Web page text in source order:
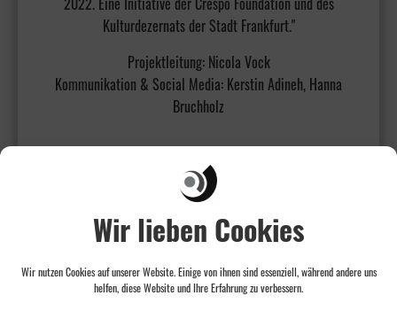
Wir lieben Cookies
Wir nutzen Cookies auf unserer Website. Einige von ihnen sind essenziell, während andere uns
helfen, diese Website und Ihre Erfahrung zu verbessern.
Kulturdezernats der Stadt Frankfurt."
Projektleitung: Nicola Vock
Kommunikation & Social Media: Kerstin Adineh, Hanna
Bruchholz